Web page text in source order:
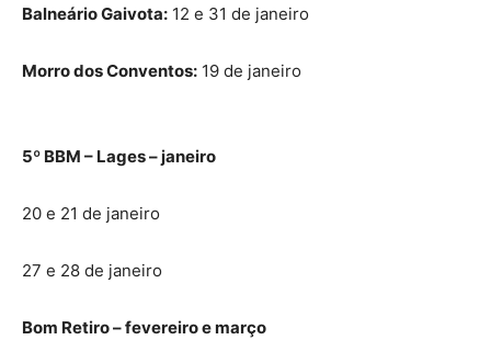
Balneário Gaivota: 12 e 31 de janeiro
Morro dos Conventos: 19 de janeiro
5º BBM – Lages – janeiro
20 e 21 de janeiro
27 e 28 de janeiro
Bom Retiro – fevereiro e março